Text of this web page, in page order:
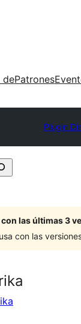
dePatrones
Plugin
las últimas 3
con las